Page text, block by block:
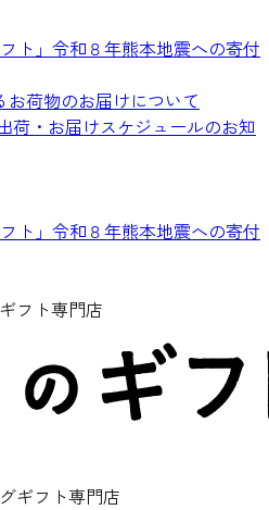
ト」令和８年熊本地震への寄付
荷物のお届けについて
荷・お届けスケジュールのお知
ト」令和８年熊本地震への寄付
フト専門店
ギフト専門店